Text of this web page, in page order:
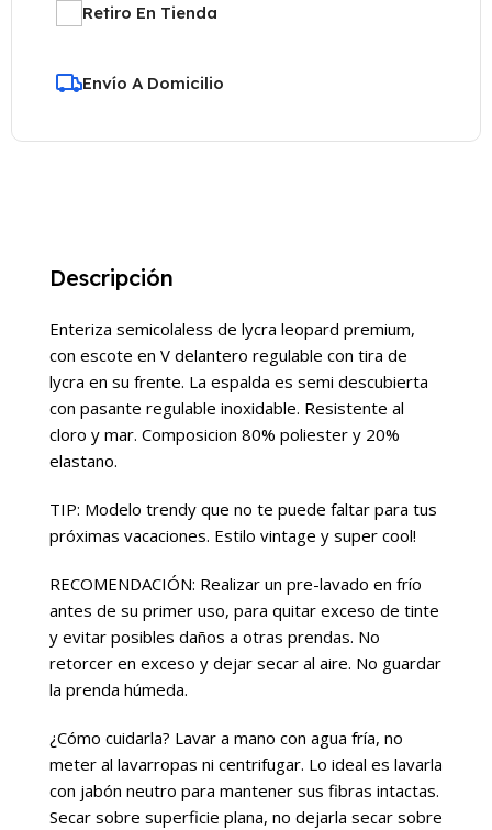
Retiro En Tienda
Envío A Domicilio
Descripción
Enteriza semicolaless de lycra leopard premium,
con escote en V delantero regulable con tira de
lycra en su frente. La espalda es semi descubierta
con pasante regulable inoxidable. Resistente al
cloro y mar. Composicion 80% poliester y 20%
elastano.
TIP: Modelo trendy que no te puede faltar para tus
próximas vacaciones. Estilo vintage y super cool!
RECOMENDACIÓN: Realizar un pre-lavado en frío
antes de su primer uso, para quitar exceso de tinte
y evitar posibles daños a otras prendas. No
retorcer en exceso y dejar secar al aire. No guardar
la prenda húmeda.
¿Cómo cuidarla? Lavar a mano con agua fría, no
meter al lavarropas ni centrifugar. Lo ideal es lavarla
con jabón neutro para mantener sus fibras intactas.
Secar sobre superficie plana, no dejarla secar sobre